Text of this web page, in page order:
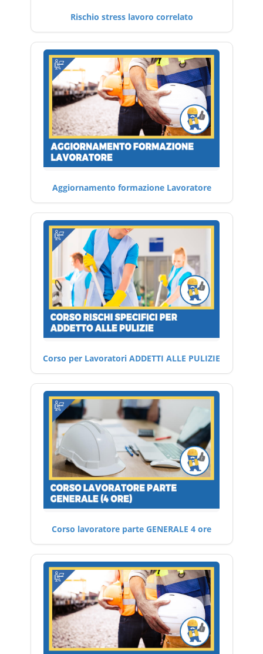
Rischio stress lavoro correlato
Aggiornamento formazione Lavoratore
Corso per Lavoratori ADDETTI ALLE PULIZIE
Corso lavoratore parte GENERALE 4 ore